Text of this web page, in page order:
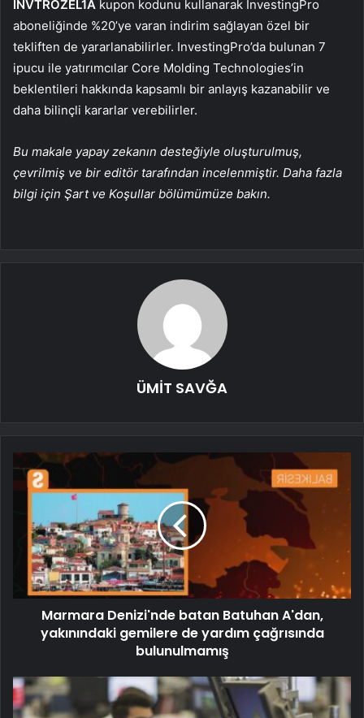
INVTROZEL1A kupon kodunu kullanarak InvestingPro
aboneliğinde %20’ye varan indirim sağlayan özel bir
tekliften de yararlanabilirler. InvestingPro’da bulunan 7
ipucu ile yatırımcılar Core Molding Technologies’in
beklentileri hakkında kapsamlı bir anlayış kazanabilir ve
daha bilinçli kararlar verebilirler.
Bu makale yapay zekanın desteğiyle oluşturulmuş,
çevrilmiş ve bir editör tarafından incelenmiştir. Daha fazla
bilgi için Şart ve Koşullar bölümümüze bakın.
ÜMİT SAVĞA
Marmara Denizi'nde batan Batuhan A'dan,
yakınındaki gemilere de yardım çağrısında
bulunulmamış